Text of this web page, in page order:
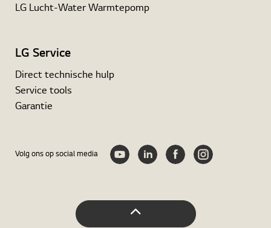
LG Lucht-Water Warmtepomp
LG Service
Direct technische hulp
Service tools
Garantie
Volg ons op social media